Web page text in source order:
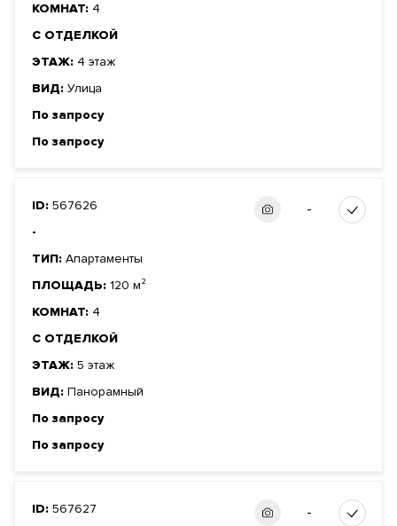
КОМНАТ: 4
С ОТДЕЛКОЙ
ЭТАЖ: 4 этаж
ВИД: Улица
По запросу
По запросу
ID: 567626
-
ТИП: Апартаменты
ПЛОЩАДЬ: 120 м²
КОМНАТ: 4
С ОТДЕЛКОЙ
ЭТАЖ: 5 этаж
ВИД: Панорамный
По запросу
По запросу
-
ID: 567627
-